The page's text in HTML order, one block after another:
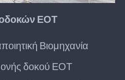
ΕΟΤ
Βιομηχανία
δοκού ΕΟΤ